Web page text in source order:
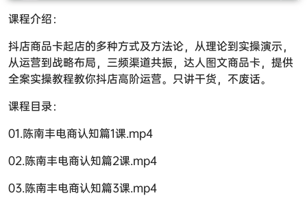
课程介绍：
抖店商品卡起店的多种方式及方法论，从理论到实操演示，
从运营到战略布局，三频渠道共振，达人图文商品卡，提供
全案实操教程教你抖店高阶运营。只讲干货，不废话。
课程目录：
01.陈南丰电商认知篇1课.mp4
02.陈南丰电商认知篇2课.mp4
03.陈南丰电商认知篇3课.mp4